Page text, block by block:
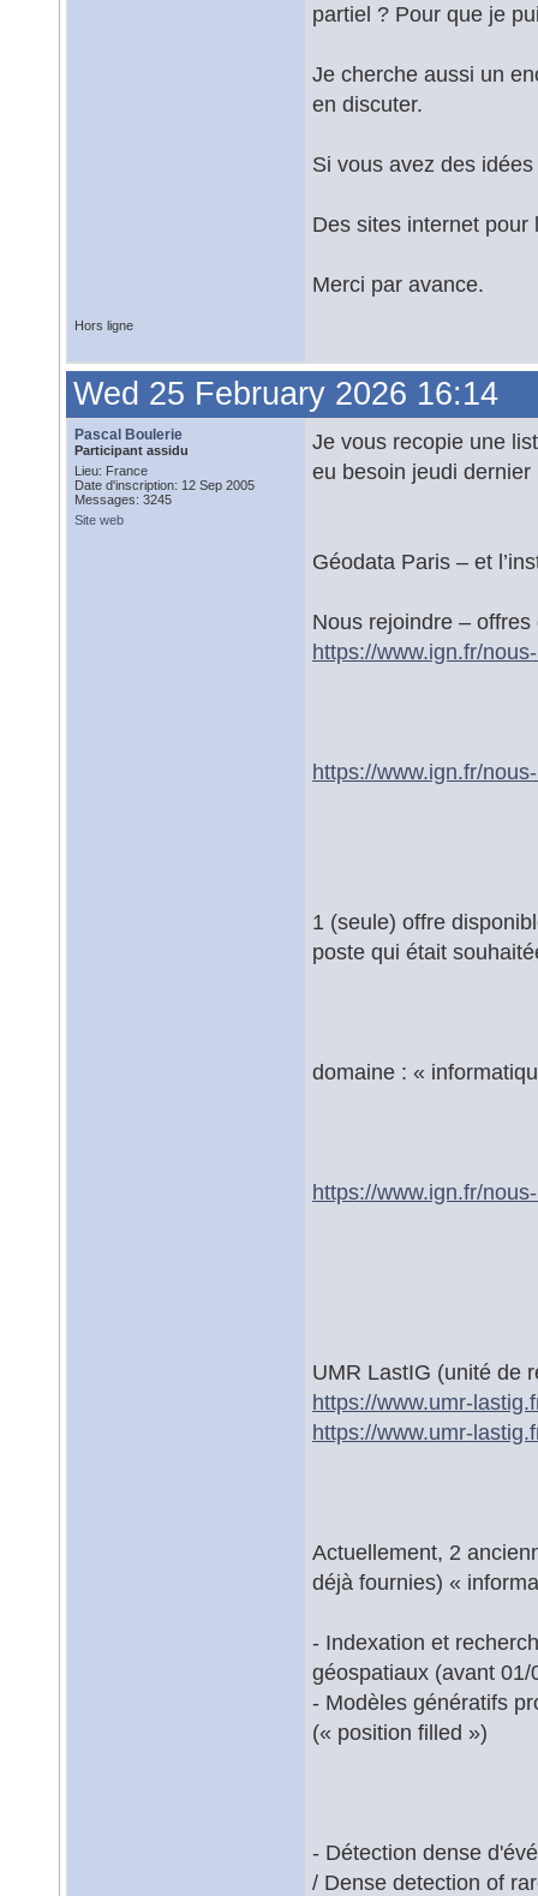
partiel ? Pour que je
Je cherche aussi un
en discuter.
Si vous avez des
Des sites internet
Merci par avance.
Hors ligne
Wed 25 February 2026 16:14
Pascal Boulerie
Participant assidu
Lieu: France
Date d'inscription: 12 Sep 2005
Messages: 3245
Site web
Je vous recopie une
eu besoin jeudi
Géodata Paris – et
Nous rejoindre – offres
https://www.ign.fr/
https://www.ign.fr/
1 (seule) offre
poste qui était
domaine : «
https://www.ign.fr/
UMR LastIG (unité de
https://www.umr-
https://www.umr-
Actuellement, 2
déjà fournies) «
- Indexation et
géospatiaux (avant 01/
- Modèles génératifs
(« position filled »)
- Détection dense
/ Dense detection of